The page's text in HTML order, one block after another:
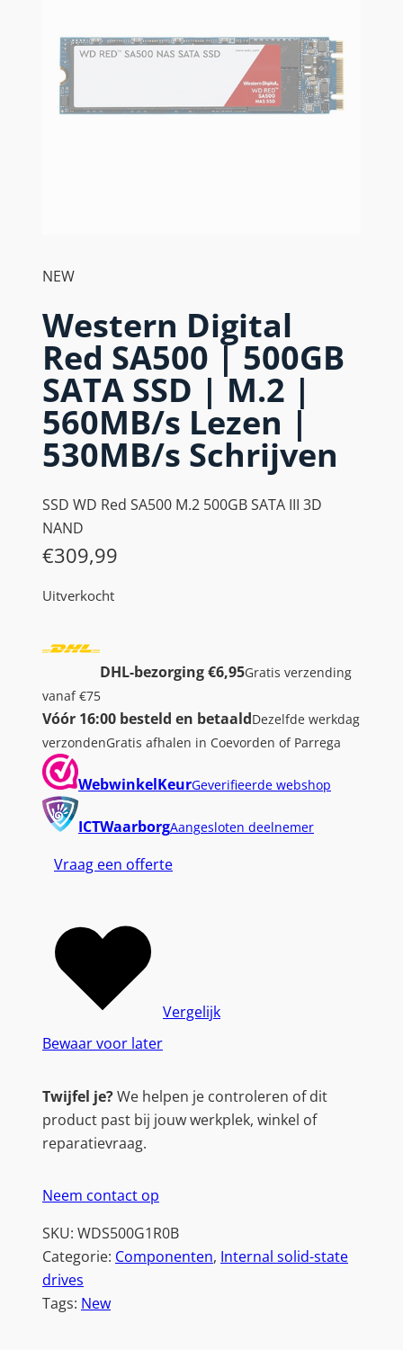
NEW
Western Digital
Red SA500 | 500GB
SATA SSD | M.2 |
560MB/s Lezen |
530MB/s Schrijven
SSD WD Red SA500 M.2 500GB SATA III 3D
NAND
€309,99
Uitverkocht
DHL-bezorging €6,95Gratis verzending
vanaf €75
Vóór 16:00 besteld en betaaldDezelfde werkdag
verzondenGratis afhalen in Coevorden of Parrega
WebwinkelKeurGeverifieerde webshop
ICTWaarborgAangesloten deelnemer
Vraag een offerte
Bewaar voor later
Vergelijk
Twijfel je?We helpen je controleren of dit
product past bij jouw werkplek, winkel of
reparatievraag.
Neem contact op
SKU: WDS500G1R0B
Categorie: Componenten, Internal solid-state
drives
Tags: New